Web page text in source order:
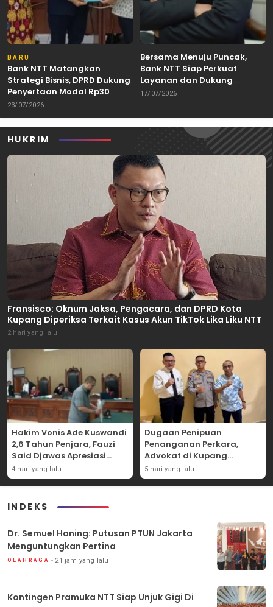
BARU
Bank NTT Matangkan
Strategi Bisnis, DPRD Dukung
Penyertaan Modal Rp30
Miliar
23/07/2026
Bersama Menuju Puncak,
Bank NTT Siap Perkuat
Layanan dan Dukung
Pertumbuhan Ekonomi NTT
17/07/2026
HUKRIM
Fransisco: Oknum Jaksa, Pengacara, dan DPRD Kota
Kupang Diperiksa Terkait Kasus Akun TikTok Lika Liku NTT
2 hari yang lalu
Hakim Vonis Ade Kuswandi
2,6 Tahun Penjara, Fauzi
Said Djawas Apresiasi
Putusan
4 hari yang lalu
Dugaan Penipuan
Penanganan Perkara,
Advokat di Kupang
Dilaporkan ke Polda NTT
5 hari yang lalu
INDEKS
Dr. Semuel Haning: Putusan PTUN Jakarta
Menguntungkan Pertina
OLAHRAGA 21 jam yang lalu
Kontingen Pramuka NTT Siap Unjuk Gigi Di